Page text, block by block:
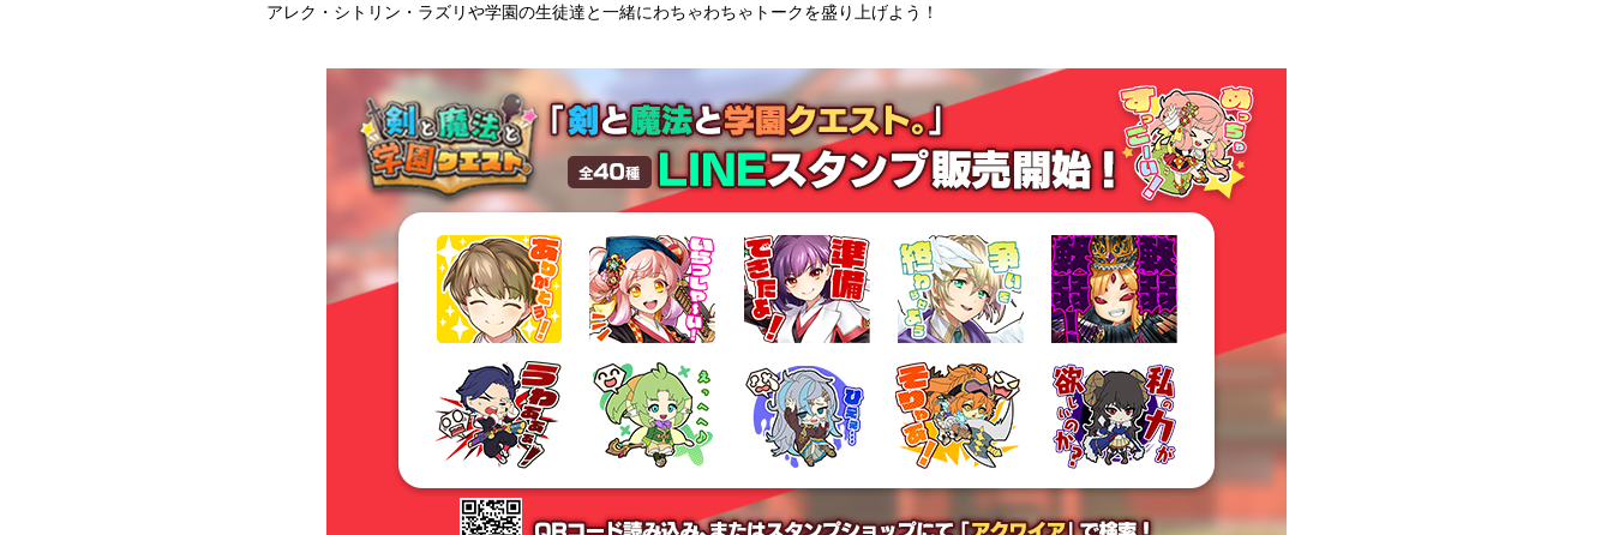
アレク・シトリン・ラズリや学園の生徒達と一緒にわちゃわちゃトークを盛り上げよう！